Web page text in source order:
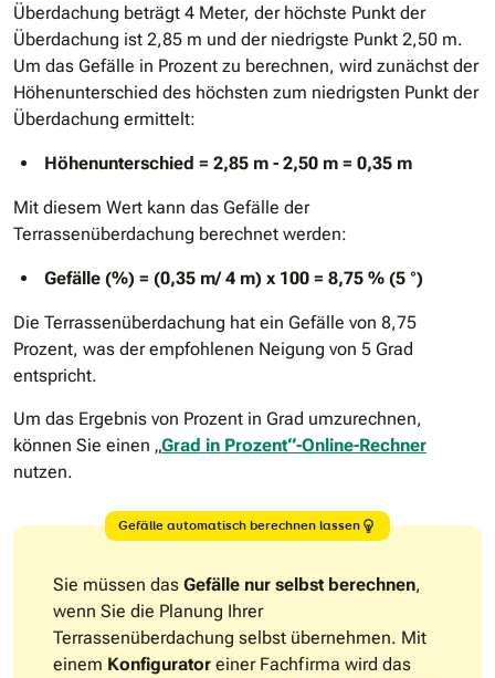
Überdachung beträgt 4 Meter, der höchste Punkt der
Überdachung ist 2,85 m und der niedrigste Punkt 2,50 m.
Um das Gefälle in Prozent zu berechnen, wird zunächst der
Höhenunterschied des höchsten zum niedrigsten Punkt der
Überdachung ermittelt:
Höhenunterschied = 2,85 m - 2,50 m = 0,35 m
Mit diesem Wert kann das Gefälle der
Terrassenüberdachung berechnet werden:
Gefälle (%) = (0,35 m/ 4 m) x 100 = 8,75 % (5 °)
Die Terrassenüberdachung hat ein Gefälle von 8,75
Prozent, was der empfohlenen Neigung von 5 Grad
entspricht.
Um das Ergebnis von Prozent in Grad umzurechnen,
können Sie einen „Grad in Prozent“-Online-Rechner
nutzen.
Gefälle automatisch berechnen lassen
Sie müssen das Gefälle nur selbst berechnen,
wenn Sie die Planung Ihrer
Terrassenüberdachung selbst übernehmen. Mit
einem Konfigurator einer Fachfirma wird das